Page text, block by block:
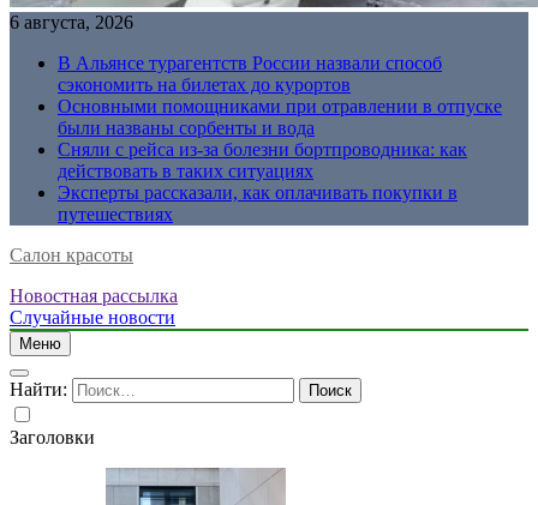
6 августа, 2026
В Альянсе турагентств России назвали способ
сэкономить на билетах до курортов
Основными помощниками при отравлении в отпуске
были названы сорбенты и вода
Сняли с рейса из-за болезни бортпроводника: как
действовать в таких ситуациях
Эксперты рассказали, как оплачивать покупки в
путешествиях
Салон красоты
Новостная рассылка
Случайные новости
Меню
Найти:
Заголовки